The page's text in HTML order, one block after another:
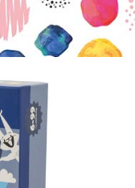
Tietopalvelun